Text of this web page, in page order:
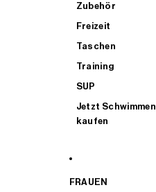
Zubehör
Freizeit
Taschen
Training
SUP
Jetzt Schwimmen
kaufen
FRAUEN